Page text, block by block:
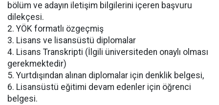
bölüm ve adayın iletişim bilgilerini içeren başvuru
dilekçesi.
2. YÖK formatlı özgeçmiş
3. Lisans ve lisansüstü diplomalar
4. Lisans Transkripti (İlgili üniversiteden onaylı olması
gerekmektedir)
5. Yurtdışından alınan diplomalar için denklik belgesi,
6. Lisansüstü eğitimi devam edenler için öğrenci
belgesi.